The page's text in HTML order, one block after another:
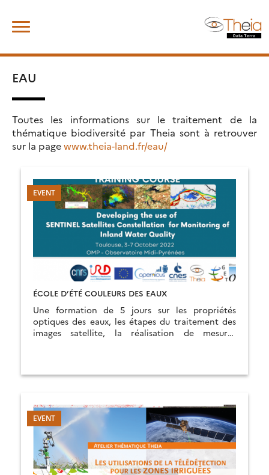
content
EAU
Toutes les informations sur le traitement de la
thématique biodiversité par Theia sont à retrouver
sur la pagewww.theia-land.fr/eau/
ÉCOLE D’ÉTÉ COULEURS DES EAUX
Une formation de 5 jours sur les propriétés
optiques des eaux, les étapes du traitement des
images satellite, la réalisation de mesures